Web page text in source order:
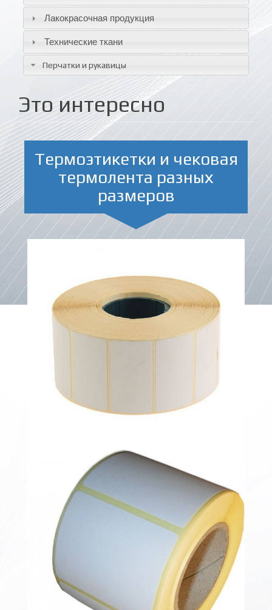
Лакокрасочная продукция
Технические ткани
Перчатки и рукавицы
Это интересно
Термоэтикетки и чековая
термолента разных
размеров